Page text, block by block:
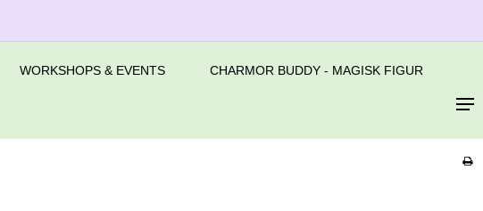
WORKSHOPS & EVENTS CHARMOR BUDDY - MAGISK FIGUR